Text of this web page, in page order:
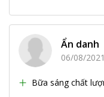
Ẩn danh
06/08/2021
Bữa sáng chất